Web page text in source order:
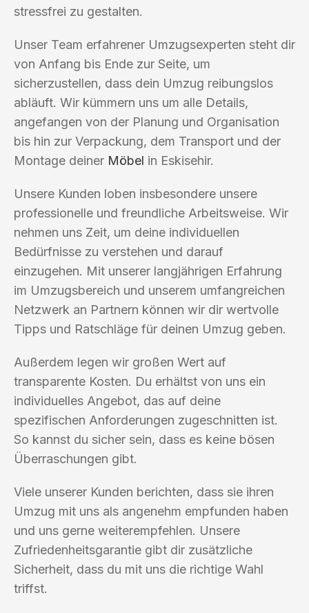
stressfrei zu gestalten.
Unser Team erfahrener Umzugsexperten steht dir
von Anfang bis Ende zur Seite, um
sicherzustellen, dass dein Umzug reibungslos
abläuft. Wir kümmern uns um alle Details,
angefangen von der Planung und Organisation
bis hin zur Verpackung, dem Transport und der
Montage deiner Möbel in Eskisehir.
Unsere Kunden loben insbesondere unsere
professionelle und freundliche Arbeitsweise. Wir
nehmen uns Zeit, um deine individuellen
Bedürfnisse zu verstehen und darauf
einzugehen. Mit unserer langjährigen Erfahrung
im Umzugsbereich und unserem umfangreichen
Netzwerk an Partnern können wir dir wertvolle
Tipps und Ratschläge für deinen Umzug geben.
Außerdem legen wir großen Wert auf
transparente Kosten. Du erhältst von uns ein
individuelles Angebot, das auf deine
spezifischen Anforderungen zugeschnitten ist.
So kannst du sicher sein, dass es keine bösen
Überraschungen gibt.
Viele unserer Kunden berichten, dass sie ihren
Umzug mit uns als angenehm empfunden haben
und uns gerne weiterempfehlen. Unsere
Zufriedenheitsgarantie gibt dir zusätzliche
Sicherheit, dass du mit uns die richtige Wahl
triffst.